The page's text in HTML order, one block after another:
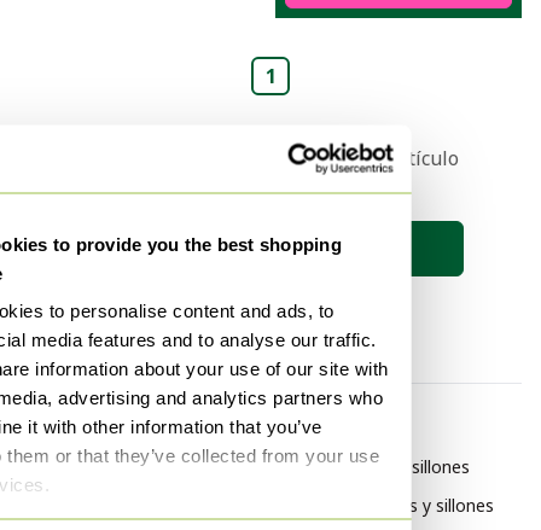
to provide you the best shopping
to personalise content and ads, to
media features and to analyse our traffic.
information about your use of our site with
advertising and analytics partners who
it with other information that you’ve
them or that they’ve collected from your use
1
Recibe una notificación cuando el artículo
de tus sueños esté en línea 🔎
Guardar búsqueda
Por categoría
Hollywood Regency Muebles
Por marca
Zanotta Sillas y sillones
Zara Home Sillas y sillones